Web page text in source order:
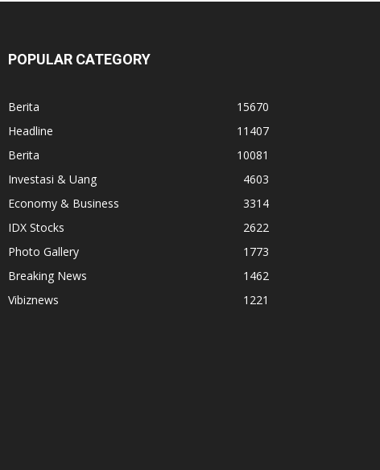
POPULAR CATEGORY
Berita
15670
Headline
11407
Berita
10081
Investasi & Uang
4603
Economy & Business
3314
IDX Stocks
2622
Photo Gallery
1773
Breaking News
1462
Vibiznews
1221